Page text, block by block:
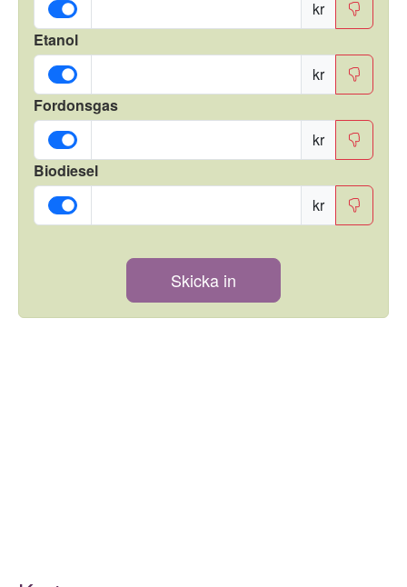
kr
Etanol
kr
Fordonsgas
kr
Biodiesel
kr
Skicka in